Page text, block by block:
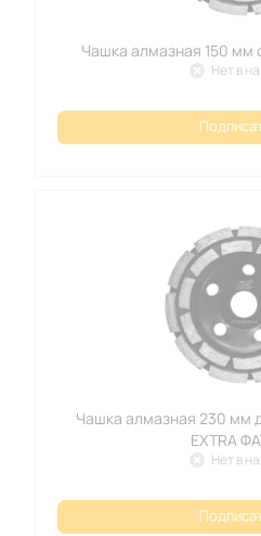
Чашка алмазная 150 мм
Нет в
Чашка алмазная 230 мм
EXTRA
Нет в